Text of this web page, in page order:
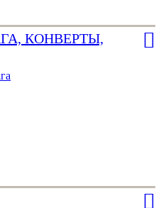
КОНВЕРТЫ,